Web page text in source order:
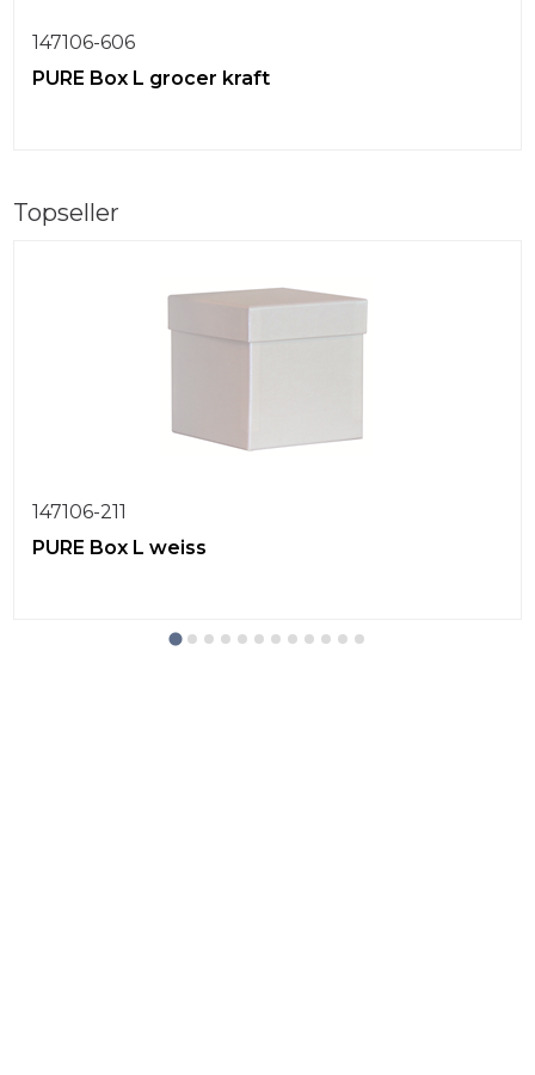
147106-606
PURE Box L grocer kraft
Topseller
147106-211
PURE Box L weiss